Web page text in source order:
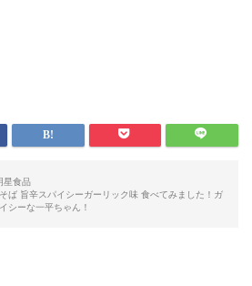
星食品
ば 旨辛スパイシーガーリック味 食べてみました！ガ
シーな一平ちゃん！